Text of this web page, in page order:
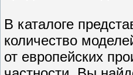
В каталоге
количество
от европейских